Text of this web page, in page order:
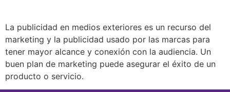
La publicidad en medios exteriores es un recurso del
marketing y la publicidad usado por las marcas para
tener mayor alcance y conexión con la audiencia. Un
buen plan de marketing puede asegurar el éxito de un
producto o servicio.